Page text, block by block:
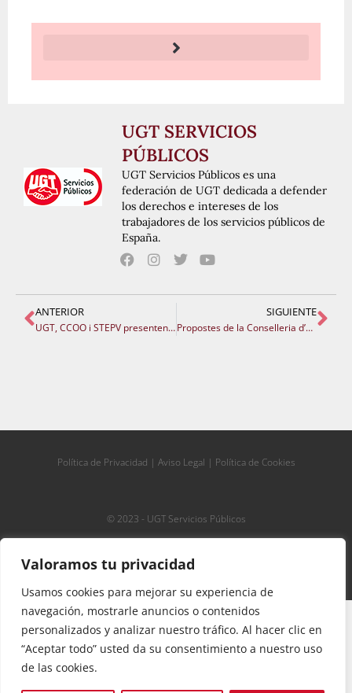
Valoramos tu privacidad
Usamos cookies para mejorar su experiencia de
navegación, mostrarle anuncios o contenidos
personalizados y analizar nuestro tráfico. Al hacer clic en
“Aceptar todo” usted da su consentimiento a nuestro uso
de las cookies.
UGT SERVICIOS
PÚBLICOS
UGT Servicios Públicos es una
federación de UGT dedicada a defender
los derechos e intereses de los
trabajadores de los servicios públicos de
España.
ANTERIOR
UGT, CCOO i STEPV presenten una contraproposta a la Conselleria per rescatar les condicions laborals i salarials del professorat
SIGUIENTE
Propostes de la Conselleria d’Educació DIA 27 DE MAIG 2026
Política de Privacidad | Aviso Legal | Política de Cookies
© 2023 - UGT Servicios Públicos
Portada»UGT PRIVADA. ATURS PARCIALS/ PAROS
PARCIALES